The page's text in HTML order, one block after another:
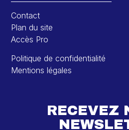
Contact
Plan du site
Accès Pro
Politique de confidentialité
Mentions légales
RECEVEZ